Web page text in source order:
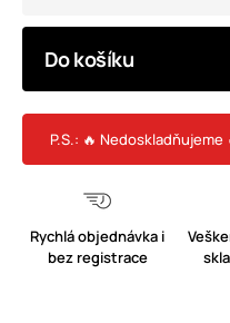
Do košíku
P.S.: 🔥 Nedoskladňujeme
Rychlá objednávka i
bez registrace